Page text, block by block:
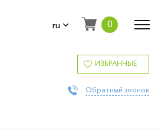
ru 0
ИЗБРАННЫЕ
Обратный звонок